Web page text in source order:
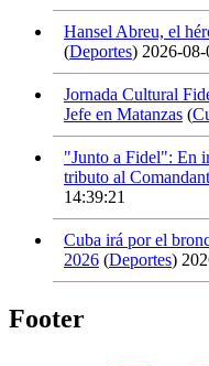
Hansel Abreu, el
(Deportes) 2026-
Jornada Cultural
Jefe en Matanzas (
"Junto a Fidel": En
tributo al
14:39:21
Cuba irá por el
2026 (Deportes)
Footer